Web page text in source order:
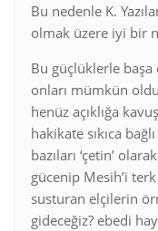
Bu nedenle K.
olmak üzere iyi bir
Bu güçlüklerle
onları mümkün
henüz açıklığa
hakikate sıkıca
bazıları ‘çetin’
gücenip Mesih’i
susturan elçilerin
gideceğiz? ebedi